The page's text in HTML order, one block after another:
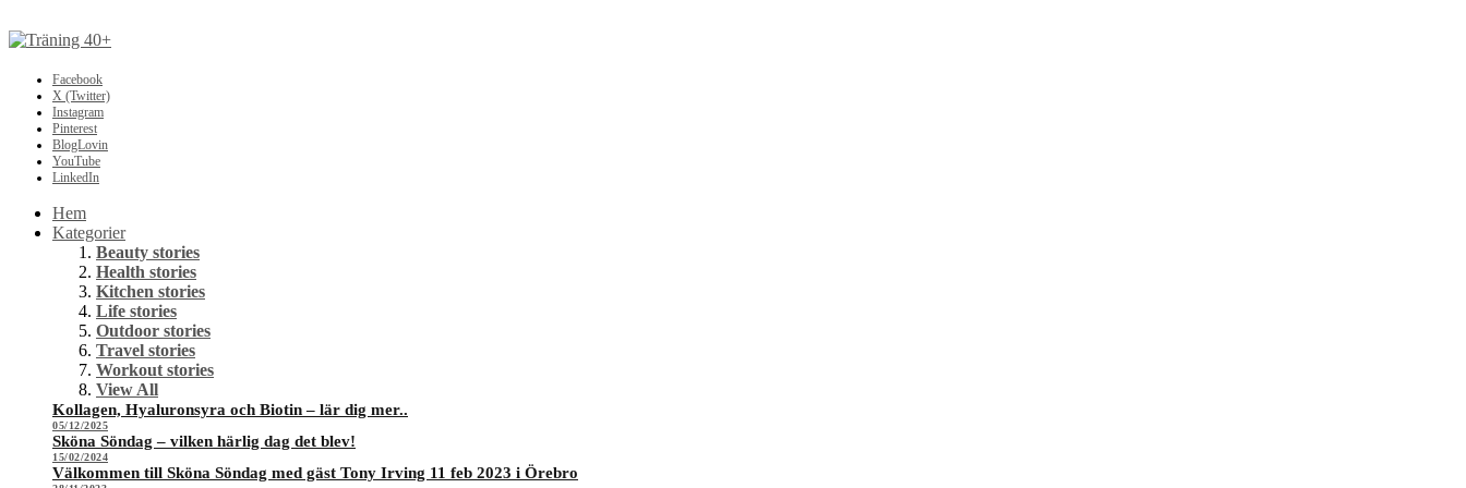
Facebook
X (Twitter)
Instagram
Pinterest
BlogLovin
YouTube
LinkedIn
Hem
Kategorier
Beauty stories
Health stories
Kitchen stories
Life stories
Outdoor stories
Travel stories
Workout stories
View All
Kollagen, Hyaluronsyra och Biotin – lär dig mer..
05/12/2025
Sköna Söndag – vilken härlig dag det blev!
15/02/2024
Välkommen till Sköna Söndag med gäst Tony Irving 11 feb 2023 i Örebro